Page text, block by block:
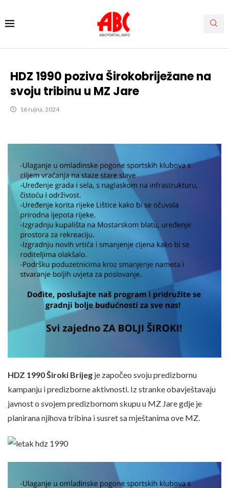
HDZ 1990 poziva Širokobriježane na
svoju tribinu u MZ Jare
16 rujna, 2024
HDZ 1990 Široki Brijeg je započeo svoju predizbornu
kampanju i predizborne aktivnosti. Iz stranke obavještavaju
javnost o svojem predizbornom skupu u MZ Jare gdje je
planirana njihova tribina i susret sa mještanima ove MZ.